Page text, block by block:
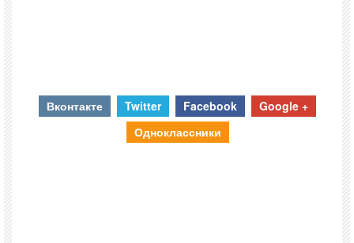
Вконтакте Twitter Facebook
Google +
Одноклассники